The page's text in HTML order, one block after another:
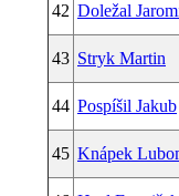
42 Doležal
43 Stryk Martin
44 Pospíšil Jakub
45 Knápek